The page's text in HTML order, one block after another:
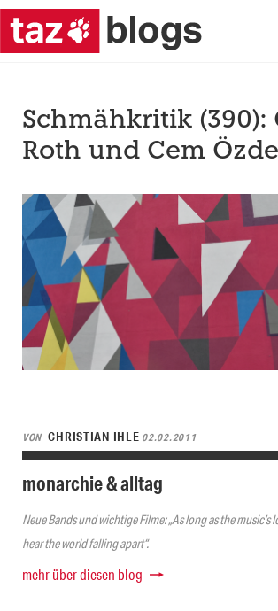
Schmähkritik (390):
Roth und Cem
VON CHRISTIAN IHLE 02.02.2011
monarchie & alltag
Neue Bands und wichtige Filme: „As long as the music’s
hear the world falling apart“.
mehr über diesen blog